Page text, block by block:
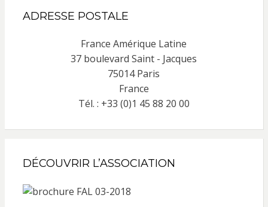
ADRESSE POSTALE
France Amérique Latine
37 boulevard Saint - Jacques
75014 Paris
France
Tél. : +33 (0)1 45 88 20 00
DÉCOUVRIR L’ASSOCIATION